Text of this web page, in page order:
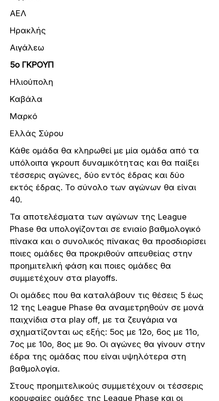
ΑΕΛ
Ηρακλής
Αιγάλεω
5ο ΓΚΡΟΥΠ
Ηλιούπολη
Καβάλα
Μαρκό
Ελλάς Σύρου
Κάθε ομάδα θα κληρωθεί με μία ομάδα από τα
υπόλοιπα γκρουπ δυναμικότητας και θα παίξει
τέσσερις αγώνες, δύο εντός έδρας και δύο
εκτός έδρας. Το σύνολο των αγώνων θα είναι
40.
Τα αποτελέσματα των αγώνων της League
Phase θα υπολογίζονται σε ενιαίο βαθμολογικό
πίνακα και ο συνολικός πίνακας θα προσδιορίσει
ποιες ομάδες θα προκριθούν απευθείας στην
προημιτελική φάση και ποιες ομάδες θα
συμμετέχουν στα playoffs.
Οι ομάδες που θα καταλάβουν τις θέσεις 5 έως
12 της League Phase θα αναμετρηθούν σε μονά
παιχνίδια στα play off, με τα ζευγάρια να
σχηματίζονται ως εξής: 5ος με 12ο, 6ος με 11ο,
7ος με 10ο, 8ος με 9ο. Οι αγώνες θα γίνουν στην
έδρα της ομάδας που είναι υψηλότερα στη
βαθμολογία.
Στους προημιτελικούς συμμετέχουν οι τέσσερις
κορυφαίες ομάδες της League Phase και οι